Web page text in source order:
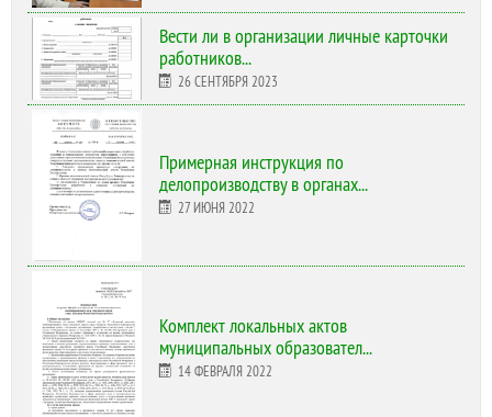
Вести ли в организации личные карточки
работников...
26 СЕНТЯБРЯ 2023
Примерная инструкция по
делопроизводству в органах...
27 ИЮНЯ 2022
Комплект локальных актов
муниципальных образовател...
14 ФЕВРАЛЯ 2022